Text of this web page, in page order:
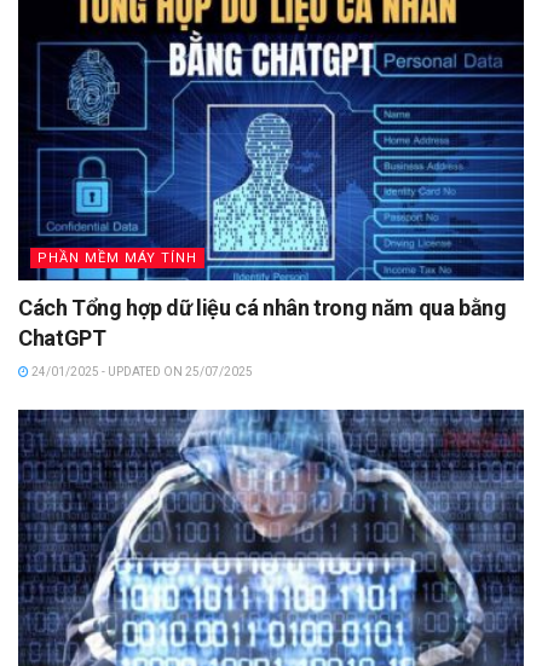
PHẦN MỀM MÁY TÍNH
Cách Tổng hợp dữ liệu cá nhân trong năm qua bằng
ChatGPT
24/01/2025 - UPDATED ON 25/07/2025